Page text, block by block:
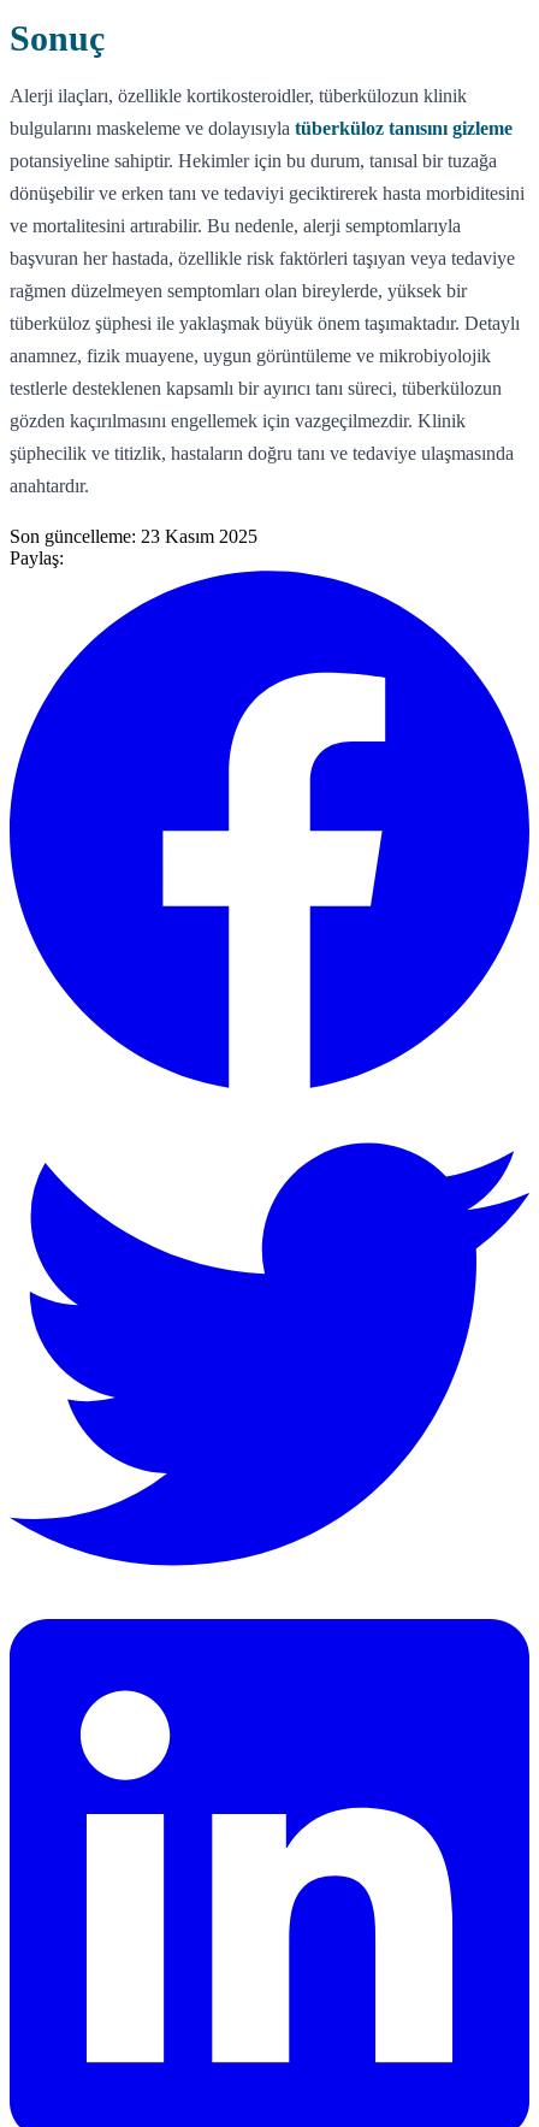
Sonuç
Alerji ilaçları, özellikle kortikosteroidler, tüberkülozun klinik
bulgularını maskeleme ve dolayısıyla tüberküloz tanısını gizleme
potansiyeline sahiptir. Hekimler için bu durum, tanısal bir tuzağa
dönüşebilir ve erken tanı ve tedaviyi geciktirerek hasta morbiditesini
ve mortalitesini artırabilir. Bu nedenle, alerji semptomlarıyla
başvuran her hastada, özellikle risk faktörleri taşıyan veya tedaviye
rağmen düzelmeyen semptomları olan bireylerde, yüksek bir
tüberküloz şüphesi ile yaklaşmak büyük önem taşımaktadır. Detaylı
anamnez, fizik muayene, uygun görüntüleme ve mikrobiyolojik
testlerle desteklenen kapsamlı bir ayırıcı tanı süreci, tüberkülozun
gözden kaçırılmasını engellemek için vazgeçilmezdir. Klinik
şüphecilik ve titizlik, hastaların doğru tanı ve tedaviye ulaşmasında
anahtardır.
Son güncelleme: 23 Kasım 2025
Paylaş: